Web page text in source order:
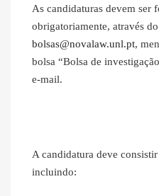
As candidaturas devem ser
obrigatoriamente, através
bolsas@novalaw.unl.pt,
bolsa “Bolsa de
e-mail.
A candidatura deve
incluindo: